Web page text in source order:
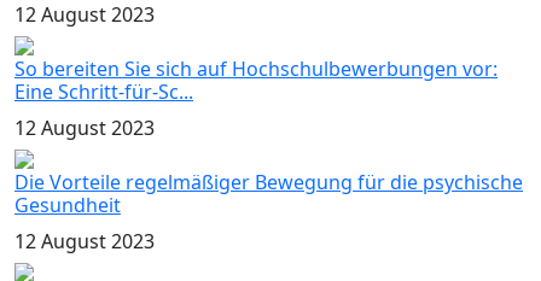
12 August 2023
So bereiten Sie sich auf Hochschulbewerbungen vor:
Eine Schritt-für-Sc...
12 August 2023
Die Vorteile regelmäßiger Bewegung für die psychische
Gesundheit
12 August 2023